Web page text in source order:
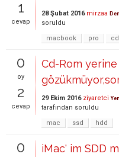
1
cevap
28 Şubat 2016 mirzaa
soruldu
macbook
pro cd
0
oy
2
cevap
Cd-Rom yerine
29 Ekim 2016 ziyaretci
tarafından soruldu
mac
ssd hdd
0 iMac' im SDD